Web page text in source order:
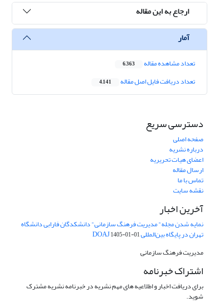
ارجاع به این مقاله
آمار
تعداد مشاهده مقاله 6,363
تعداد دریافت فایل اصل مقاله 4,141
دسترسی سریع
صفحه اصلی
درباره نشریه
اعضای هیات تحریریه
ارسال مقاله
تماس با ما
نقشه سایت
آخرین اخبار
نمایه شدن مجله" مدیریت فرهنگ سازمانی" دانشکدگان فارابی دانشگاه
تهران در پایگاه بین‌المللی DOAJ1405-01-01
مدیریت فرهنگ سازمانی
اشتراک خبرنامه
برای دریافت اخبار و اطلاعیه های مهم نشریه در خبرنامه نشریه مشترک
شوید.